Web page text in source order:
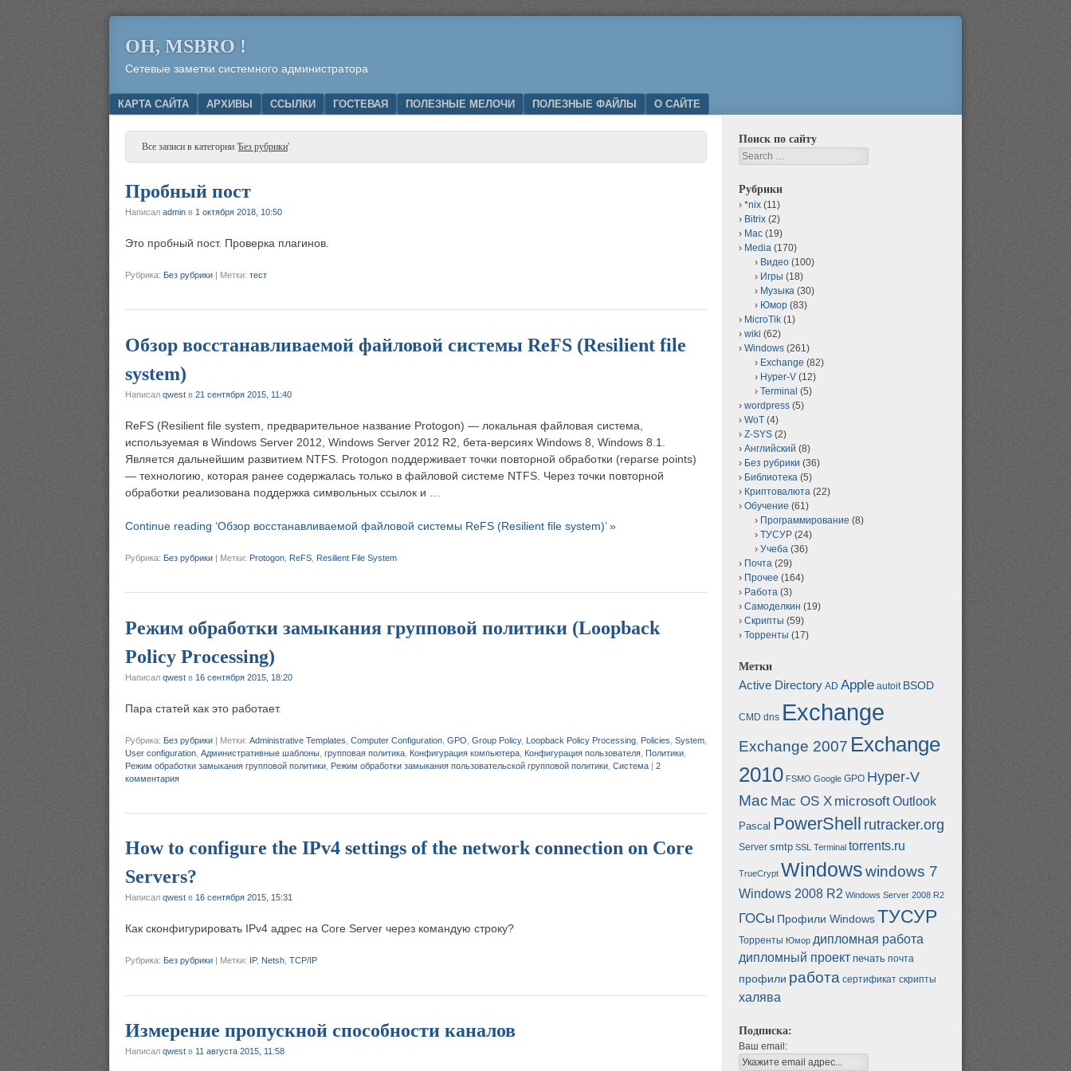
OH, MSBRO !
Сетевые заметки системного администратора
Menu
SKIP TO CONTENT
КАРТА САЙТА АРХИВЫ ССЫЛКИ ГОСТЕВАЯ ПОЛЕЗНЫЕ МЕЛОЧИ ПОЛЕЗНЫЕ ФАЙЛЫ О САЙТЕ
Все записи в категории 'Без рубрики'
Пробный пост
Написал admin в 1 октября 2018, 10:50
Это пробный пост. Проверка плагинов.
Рубрика: Без рубрики | Метки: тест
Обзор восстанавливаемой файловой системы ReFS (Resilient file
system)
Написал qwest в 21 сентября 2015, 11:40
ReFS (Resilient file system, предварительное название Protogon) — локальная файловая система,
используемая в Windows Server 2012, Windows Server 2012 R2, бета-версиях Windows 8, Windows 8.1.
Является дальнейшим развитием NTFS. Protogon поддерживает точки повторной обработки (reparse points)
— технологию, которая ранее содержалась только в файловой системе NTFS. Через точки повторной
обработки реализована поддержка символьных ссылок и …
Continue reading ‘Обзор восстанавливаемой файловой системы ReFS (Resilient file system)’ »
Рубрика: Без рубрики | Метки: Protogon ReFS Resilient File System
Режим обработки замыкания групповой политики (Loopback
Policy Processing)
Написал qwest в 16 сентября 2015, 18:20
Пара статей как это работает.
Рубрика: Без рубрики | Метки: Administrative Templates Computer Configuration GPO Group Policy, Loopback Policy Processing Policies System
User configuration Административные шаблоны групповая политика Конфигурация компьютера Конфигурация пользователя Политики
Режим обработки замыкания групповой политики Режим обработки замыкания пользовательской групповой политики Система | 2
комментария
How to configure the IPv4 settings of the network connection on Core
Servers?
Написал qwest в 16 сентября 2015, 15:31
Как сконфигурировать IPv4 адрес на Core Server через командую строку?
Рубрика: Без рубрики Метки: IP, Netsh TCP/IP
Измерение пропускной способности каналов
Написал qwest в 11 августа 2015, 11:58
Поиск по сайту
Search
Рубрики
*nix (11)
Bitrix (2)
Mac (19)
Media (170)
Видео (100)
Игры (18)
Музыка (30)
Юмор (83)
MicroTik (1)
wiki (62)
Windows (261)
Exchange (82)
Hyper-V (12)
Terminal (5)
wordpress (5)
WoT (4)
Z-SYS (2)
Английский (8)
Без рубрики (36)
Библиотека (5)
Криптовалюта (22)
Обучение (61)
Программирование (8)
ТУСУР (24)
Учеба (36)
Почта (29)
Прочее (164)
Работа (3)
Самоделкин (19)
Скрипты (59)
Торренты (17)
Метки
Active Directory AD Apple autoit BSOD
CMD dns Exchange
Exchange 2007 Exchange
2010 FSMO Google GPO Hyper-V
Mac Mac OS X microsoftOutlook
Pascal PowerShell rutracker.org
Server smtp SSL Terminal torrents.ru
TrueCrypt Windowswindows 7
Windows 2008 R2 Windows Server 2008 R2
ГОСы Профили WindowsТУСУР
Торренты Юмор дипломная работа
дипломный проект печать почта
профили работа сертификат скрипты
халява
Подписка:
Ваш email: